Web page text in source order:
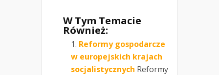
W Tym Temacie
Również:
Reformy gospodarcze
w europejskich krajach
socjalistycznych Reformy